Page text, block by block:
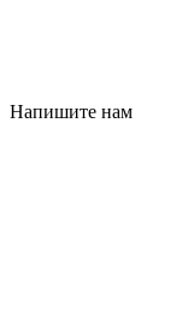
Напишите нам